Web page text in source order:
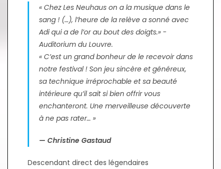
« Chez Les Neuhaus on a la musique dans le
sang ! (…), l’heure de la relève a sonné avec
Adi qui a de l’or au bout des doigts.» -
Auditorium du Louvre.
« C’est un grand bonheur de le recevoir dans
notre festival ! Son jeu sincère et généreux,
sa technique irréprochable et sa beauté
intérieure qu’il sait si bien offrir vous
enchanteront. Une merveilleuse découverte
à ne pas rater… »
— Christine Gastaud
Descendant direct des légendaires